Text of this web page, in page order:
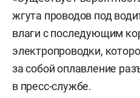
жгута проводов под
влаги с последующим
электропроводки,
за собой оплавление
в пресс-службе.